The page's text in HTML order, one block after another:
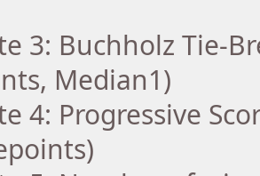
3: Buchholz Tie-
Median1)
4: Progressive